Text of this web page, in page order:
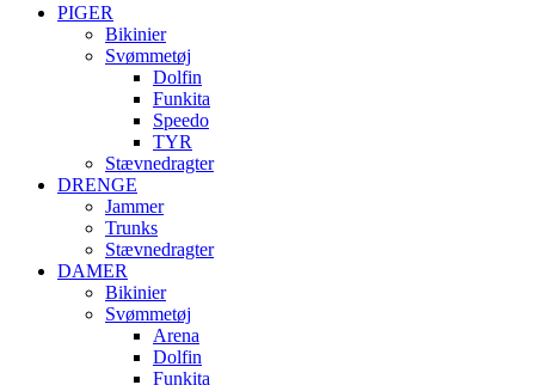
PIGER
Bikinier
Svømmetøj
Dolfin
Funkita
Speedo
TYR
Stævnedragter
DRENGE
Jammer
Trunks
Stævnedragter
DAMER
Bikinier
Svømmetøj
Arena
Dolfin
Funkita